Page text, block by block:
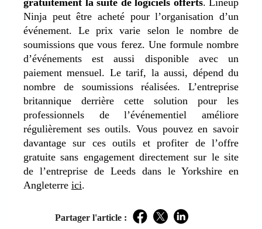
Ninja peut être acheté pour l’organisation d’un
événement. Le prix varie selon le nombre de
soumissions que vous ferez. Une formule nombre
d’événements est aussi disponible avec un
paiement mensuel. Le tarif, la aussi, dépend du
nombre de soumissions réalisées. L’entreprise
britannique derrière cette solution pour les
professionnels de l’événementiel améliore
régulièrement ses outils. Vous pouvez en savoir
davantage sur ces outils et profiter de l’offre
gratuite sans engagement directement sur le site
de l’entreprise de Leeds dans le Yorkshire en
Angleterre ici.
Partager l'article : Facebook
TwitterLinkedIn